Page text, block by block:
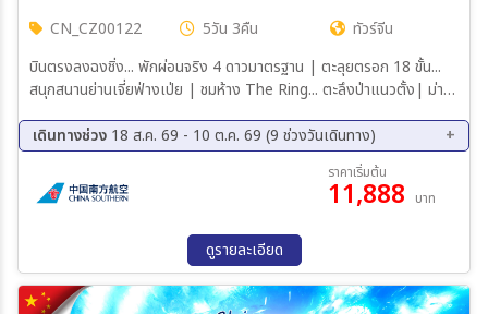
CN_CZ00122 5วัน 3คืน
ทัวร์จีน
บินตรงลงฉงชิ่ง... พักผ่อนจริง 4 ดาวมาตรฐาน | ตะลุยตรอก 18 ขั้น...
สนุกสนานย่านเจี่ยฟ่างเป่ย | ชมห้าง The Ring... ตะลึงป่าแนวตั้ง| ม่าน
หลุมฟ้าเขานางฟ้า
เดินทางช่วง 18 ส.ค. 69 - 10 ต.ค. 69 (9 ช่วงวันเดินทาง)
22 ส.ค. 69 - 26 ส.ค. 69
25 ส.ค. 69 - 29 ส.ค. 69
01 ก.ย. 69 - 05 ก.ย. 69
08 ก.ย. 69 - 12 ก.ย. 69
22 ก.ย. 69 - 26 ก.ย. 69
ราคาเริ่มต้น
11,888 บาท
ดูรายละเอียด